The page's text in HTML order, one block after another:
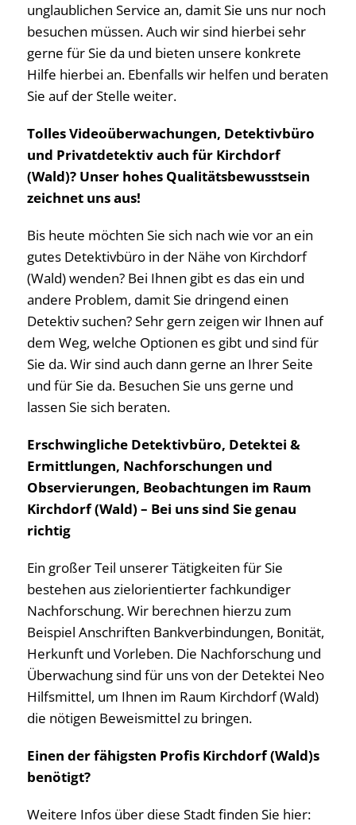
unglaublichen Service an, damit Sie uns nur noch
besuchen müssen. Auch wir sind hierbei sehr
gerne für Sie da und bieten unsere konkrete
Hilfe hierbei an. Ebenfalls wir helfen und beraten
Sie auf der Stelle weiter.
Tolles Videoüberwachungen, Detektivbüro
und Privatdetektiv auch für Kirchdorf
(Wald)? Unser hohes Qualitätsbewusstsein
zeichnet uns aus!
Bis heute möchten Sie sich nach wie vor an ein
gutes Detektivbüro in der Nähe von Kirchdorf
(Wald) wenden? Bei Ihnen gibt es das ein und
andere Problem, damit Sie dringend einen
Detektiv suchen? Sehr gern zeigen wir Ihnen auf
dem Weg, welche Optionen es gibt und sind für
Sie da. Wir sind auch dann gerne an Ihrer Seite
und für Sie da. Besuchen Sie uns gerne und
lassen Sie sich beraten.
Erschwingliche Detektivbüro, Detektei &
Ermittlungen, Nachforschungen und
Observierungen, Beobachtungen im Raum
Kirchdorf (Wald) – Bei uns sind Sie genau
richtig
Ein großer Teil unserer Tätigkeiten für Sie
bestehen aus zielorientierter fachkundiger
Nachforschung. Wir berechnen hierzu zum
Beispiel Anschriften Bankverbindungen, Bonität,
Herkunft und Vorleben. Die Nachforschung und
Überwachung sind für uns von der Detektei Neo
Hilfsmittel, um Ihnen im Raum Kirchdorf (Wald)
die nötigen Beweismittel zu bringen.
Einen der fähigsten Profis Kirchdorf (Wald)s
benötigt?
Weitere Infos über diese Stadt finden Sie hier: